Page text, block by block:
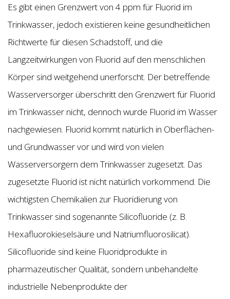
Es gibt einen Grenzwert von 4 ppm für Fluorid im
Trinkwasser, jedoch existieren keine gesundheitlichen
Richtwerte für diesen Schadstoff, und die
Langzeitwirkungen von Fluorid auf den menschlichen
Körper sind weitgehend unerforscht. Der betreffende
Wasserversorger überschritt den Grenzwert für Fluorid
im Trinkwasser nicht, dennoch wurde Fluorid im Wasser
nachgewiesen. Fluorid kommt natürlich in Oberflächen-
und Grundwasser vor und wird von vielen
Wasserversorgern dem Trinkwasser zugesetzt. Das
zugesetzte Fluorid ist nicht natürlich vorkommend. Die
wichtigsten Chemikalien zur Fluoridierung von
Trinkwasser sind sogenannte Silicofluoride (z. B.
Hexafluorokieselsäure und Natriumfluorosilicat).
Silicofluoride sind keine Fluoridprodukte in
pharmazeutischer Qualität, sondern unbehandelte
industrielle Nebenprodukte der